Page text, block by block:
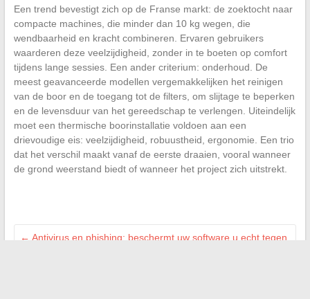
Een trend bevestigt zich op de Franse markt: de zoektocht naar
compacte machines, die minder dan 10 kg wegen, die
wendbaarheid en kracht combineren. Ervaren gebruikers
waarderen deze veelzijdigheid, zonder in te boeten op comfort
tijdens lange sessies. Een ander criterium: onderhoud. De
meest geavanceerde modellen vergemakkelijken het reinigen
van de boor en de toegang tot de filters, om slijtage te beperken
en de levensduur van het gereedschap te verlengen. Uiteindelijk
moet een thermische boorinstallatie voldoen aan een
drievoudige eis: veelzijdigheid, robuustheid, ergonomie. Een trio
dat het verschil maakt vanaf de eerste draaien, vooral wanneer
de grond weerstand biedt of wanneer het project zich uitstrekt.
← Antivirus en phishing: beschermt uw software u echt tegen